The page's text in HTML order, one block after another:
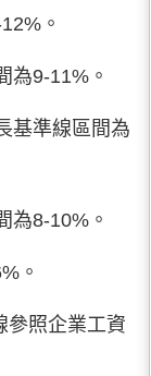
。
為9-11%。
基準線區間為
為8-10%。
。
參照企業工資